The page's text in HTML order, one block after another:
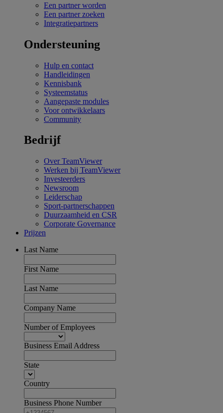
Een partner worden
Een partner zoeken
Integratiepartners
Ondersteuning
Hulp en contact
Handleidingen
Kennisbank
Systeemstatus
Aangepaste modules
Voor ontwikkelaars
Community
Bedrijf
Over TeamViewer
Werken bij TeamViewer
Investeerders
Newsroom
Leiderschap
Sport-partnerschappen
Duurzaamheid en CSR
Corporate Governance
Prijzen
Last Name
First Name
Last Name
Company Name
Number of Employees
Business Email Address
State
Country
Business Phone Number